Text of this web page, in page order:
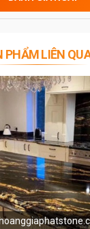
0946916986
PHẨM LIÊN